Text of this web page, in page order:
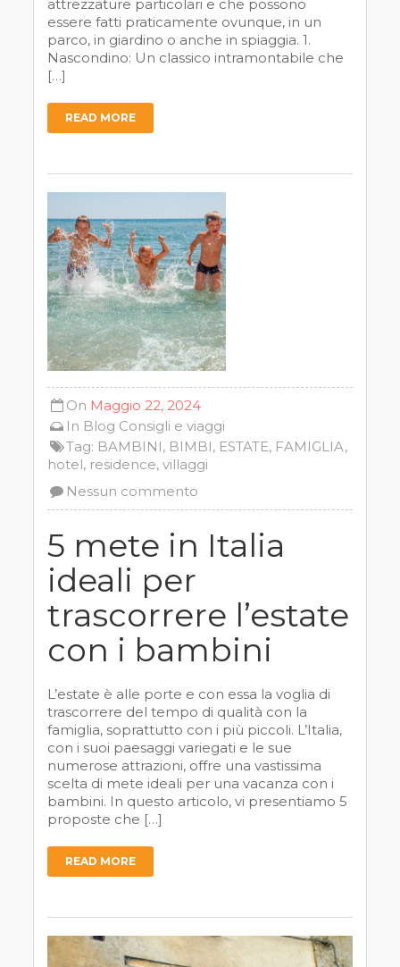
attrezzature particolari e che possono
essere fatti praticamente ovunque, in un
parco, in giardino o anche in spiaggia. 1.
Nascondino: Un classico intramontabile che
[…]
READ MORE
On Maggio 22, 2024
In Blog Consigli e viaggi
Tag: BAMBINI, BIMBI, ESTATE, FAMIGLIA,
hotel, residence,villaggi
Nessun commento
5 mete in Italia
ideali per
trascorrere l’estate
con i bambini
L’estate è alle porte e con essa la voglia di
trascorrere del tempo di qualità con la
famiglia, soprattutto con i più piccoli. L’Italia,
con i suoi paesaggi variegati e le sue
numerose attrazioni, offre una vastissima
scelta di mete ideali per una vacanza con i
bambini. In questo articolo, vi presentiamo 5
proposte che […]
READ MORE